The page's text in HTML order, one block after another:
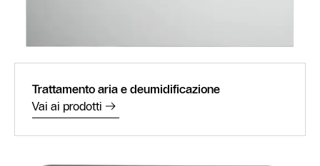
Trattamento aria e deumidificazione
Vai ai prodotti